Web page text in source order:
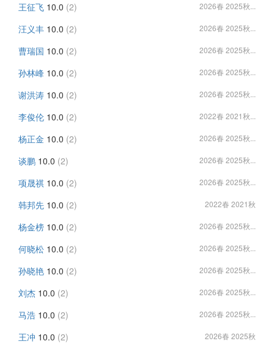
王征飞 10.0 (2) 2026春 2025秋...
汪义丰 10.0 (2) 2026春 2025秋...
曹瑞国 10.0 (2) 2026春 2025秋...
孙林峰 10.0 (2) 2026春 2025秋...
谢洪涛 10.0 (2) 2026春 2025秋...
李俊伦 10.0 (2) 2022春 2021秋...
杨正金 10.0 (2) 2026春 2025秋...
谈鹏 10.0 (2) 2026春 2025秋...
项晟祺 10.0 (2) 2026春 2025秋...
韩邦先 10.0 (2) 2022春 2021秋
杨金榜 10.0 (2) 2026春 2025秋...
何晓松 10.0 (2) 2026春 2025秋...
孙晓艳 10.0 (2) 2026春 2025秋...
刘杰 10.0 (2) 2026春 2025秋...
马浩 10.0 (2) 2026春 2025秋...
王冲 10.0 (2) 2026春 2025秋